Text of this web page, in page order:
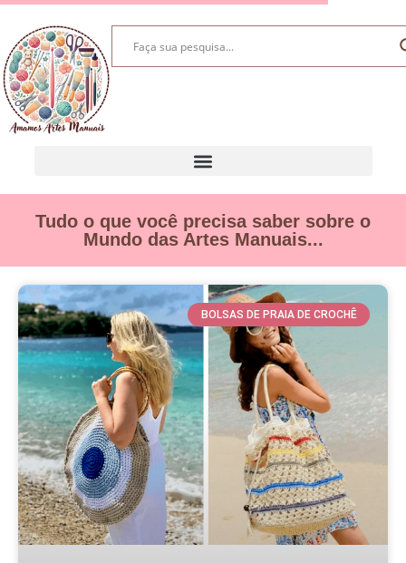
Tudo o que você precisa saber sobre o
Mundo das Artes Manuais...
BOLSAS DE PRAIA DE CROCHÊ